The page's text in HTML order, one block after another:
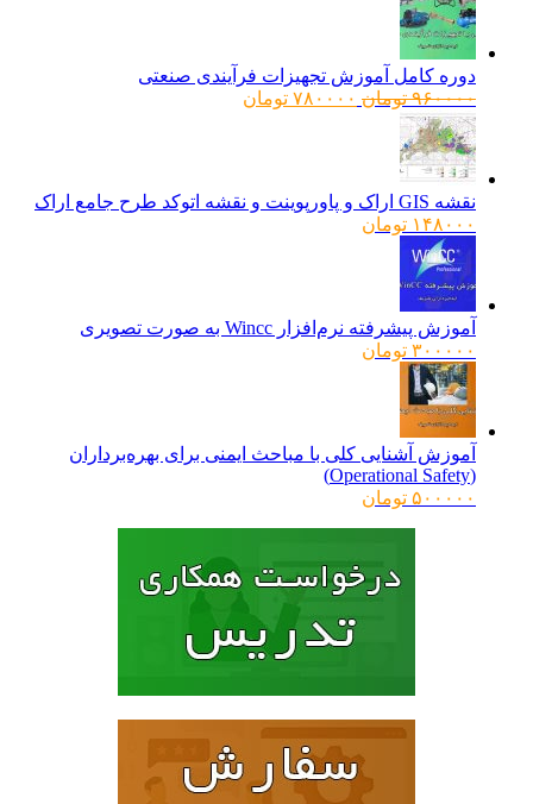
دوره کامل آموزش تجهیزات فرآیندی صنعتی
۹۶۰۰۰۰ تومانقیمت
۷۸۰۰۰۰ تومانقیمت
نقشه GIS اراک و پاورپوینت و نقشه اتوکد طرح جامع اراک
۱۴۸۰۰۰ تومان
آموزش پیشرفته نرم‌افزار Wincc به صورت تصویری
۳۰۰۰۰۰ تومان
آموزش آشنایی کلی با مباحث ایمنی برای بهره‌برداران
۵۰۰۰۰۰ تومان